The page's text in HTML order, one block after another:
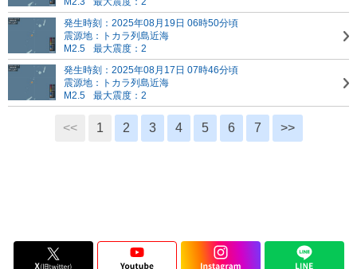
発生時刻：2025年08月19日 06時50分頃
震源地：トカラ列島近海
M2.5
最大震度：2
発生時刻：2025年08月17日 07時46分頃
震源地：トカラ列島近海
M2.5
最大震度：2
<< 1 2 3 4 5 6 7 >>